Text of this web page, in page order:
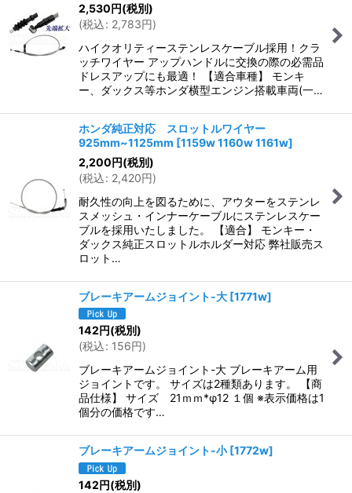
2,530円(税別)
(税込: 2,783円)
ハイクオリティーステンレスケーブル採用！クラ
ッチワイヤー アップハンドルに交換の際の必需品
ドレスアップにも最適！ 【適合車種】 モンキ
ー、ダックス等ホンダ横型エンジン搭載車両(一…
ホンダ純正対応 スロットルワイヤー
925mm~1125mm [1159w 1160w 1161w]
2,200円(税別)
(税込: 2,420円)
耐久性の向上を図るために、アウターをステンレ
スメッシュ・インナーケーブルにステンレスケー
ブルを採用いたしました。 【適合】 モンキー・
ダックス純正スロットルホルダー対応 弊社販売ス
ロット…
ブレーキアームジョイント-大 [1771w]
142円(税別)
(税込: 156円)
ブレーキアームジョイント-大 ブレーキアーム用
ジョイントです。 サイズは2種類あります。 【商
品仕様】 サイズ 21ｍｍ*φ12 １個 ※表示価格は1
個分の価格です…
ブレーキアームジョイント-小 [1772w]
142円(税別)